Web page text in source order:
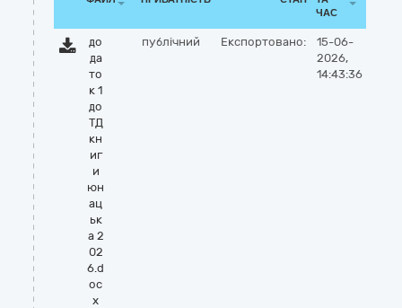
ЧАС
до
да
то
к 1
до
ТД
кн
иг
и
юн
ац
ьк
а 2
02
6.d
oc
x
публічний Експортовано:
15-06-
2026,
14:43:36